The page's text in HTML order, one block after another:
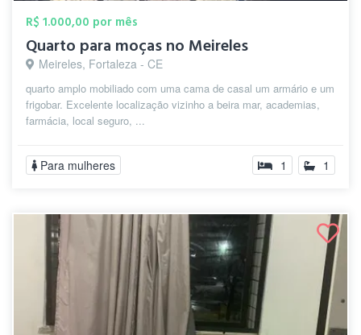
R$ 1.000,00 por mês
Quarto para moças no Meireles
Meireles, Fortaleza - CE
quarto amplo mobiliado com uma cama de casal um armário e um
frigobar. Excelente localização vizinho a beira mar, academias,
farmácia, local seguro, ...
Para mulheres 1 1